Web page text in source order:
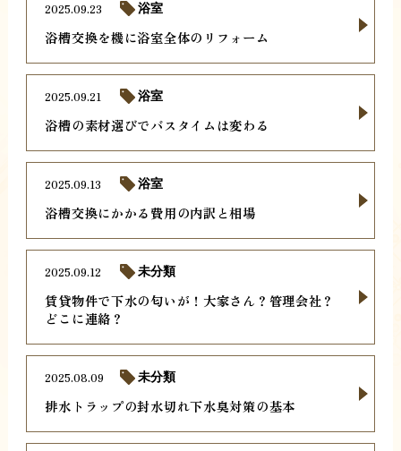
浴槽交換を機に浴室全体のリフォーム
2025.09.23 浴室
浴槽の素材選びでバスタイムは変わる
2025.09.21 浴室
浴槽交換にかかる費用の内訳と相場
2025.09.13 浴室
賃貸物件で下水の匂いが！大家さん？管理会社？
どこに連絡？
2025.09.12 未分類
排水トラップの封水切れ下水臭対策の基本
2025.08.09 未分類